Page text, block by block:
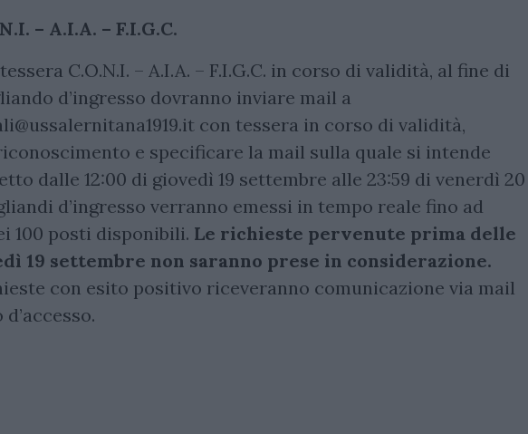
– A.I.A. – F.I.G.C.
C.O.N.I. – A.I.A. – F.I.G.C. in corso di validità, al fine di
d’ingresso dovranno inviare mail a
con tessera in corso di validità,
e specificare la mail sulla quale si intende
dalle 12:00 di giovedì 19 settembre alle 23:59 di venerdì 20
d’ingresso verranno emessi in tempo reale fino ad
100 posti disponibili. Le richieste pervenute prima delle
19 settembre non saranno prese in considerazione.
con esito positivo riceveranno comunicazione via mail